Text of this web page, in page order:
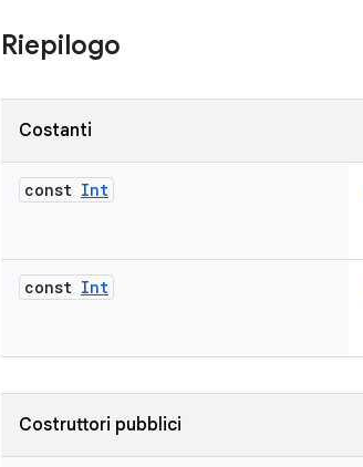
Riepilogo
Costanti
const Int
const Int
Costruttori pubblici